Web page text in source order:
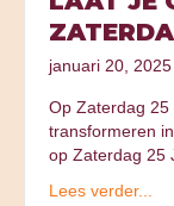
januari 20, 2025
Op Zaterdag 25
transformeren
op Zaterdag 25
Lees verder...